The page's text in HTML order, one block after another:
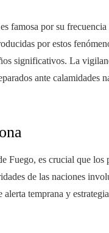
famosa por su
por estos
significativos. La
ante calamidades
es crucial que los
de las naciones
temprana y